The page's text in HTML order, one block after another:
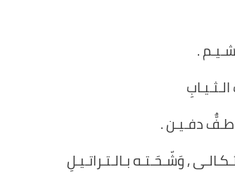
.
طـفٌّ دفـيـن .
, وَشّـحَـتـه بـالـتـراتـيـلِ